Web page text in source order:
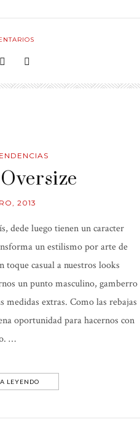
2013
dede luego tienen un caracter
un estilismo por arte de
toque casual a nuestros looks
un punto masculino, gamberro
medidas extras. Como las rebajas
oportunidad para hacernos con
…
LEYENDO